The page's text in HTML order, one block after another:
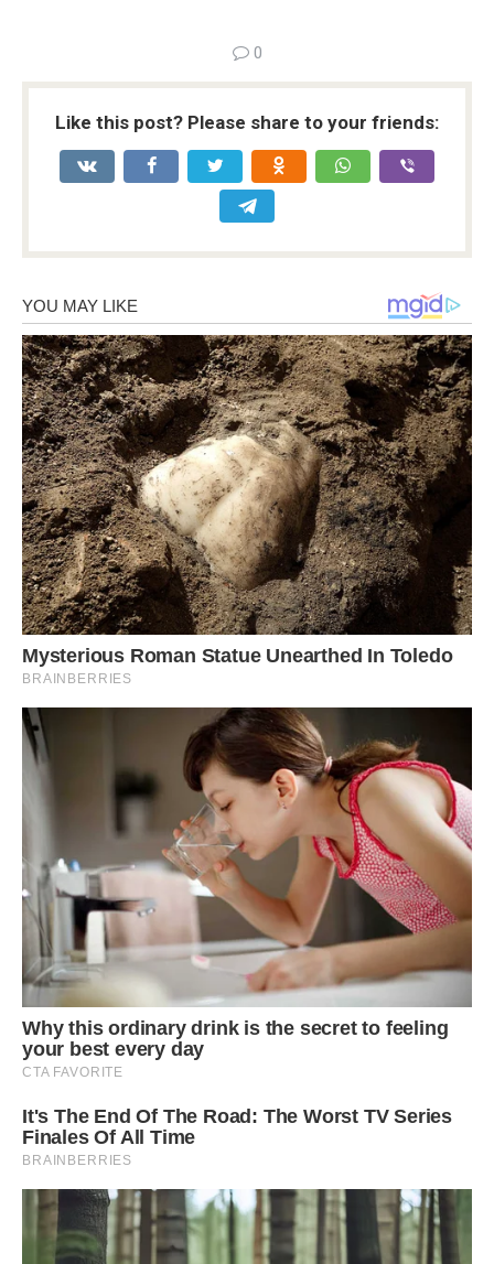
0
Like this post? Please share to your friends: